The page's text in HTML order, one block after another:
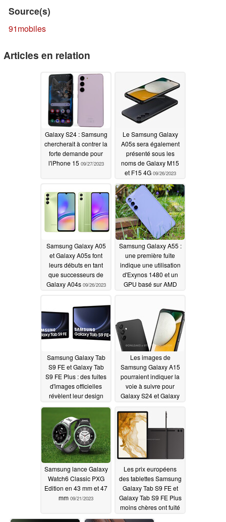
Source(s)
91mobiles
Articles en relation
Galaxy S24 : Samsung
chercherait à contrer la
forte demande pour
l'iPhone 15 09/27/2023
Le Samsung Galaxy
A05s sera également
présenté sous les
noms de Galaxy M15
et F15 4G 09/26/2023
Samsung Galaxy A05
et Galaxy A05s font
leurs débuts en tant
que successeurs de
Galaxy A04s 09/26/2023
Samsung Galaxy A55 :
une première fuite
indique une utilisation
d'Exynos 1480 et un
GPU basé sur AMD
Samsung Galaxy Tab
S9 FE et Galaxy Tab
S9 FE Plus : des fuites
d'images officielles
révèlent leur design
09/22/2023
Les images de
Samsung Galaxy A15
pourraient indiquer la
voie à suivre pour
Galaxy S24 et Galaxy
Samsung lance Galaxy
Watch6 Classic PXG
Edition en 43 mm et 47
mm 09/21/2023
Les prix européens
des tablettes Samsung
Galaxy Tab S9 FE et
Galaxy Tab S9 FE Plus
moins chères ont fuité
en ligne09/21/2023